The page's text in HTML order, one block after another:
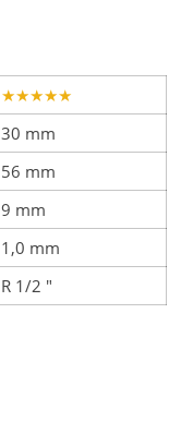
★★★★★
30 mm
56 mm
9 mm
1,0 mm
R 1/2 "